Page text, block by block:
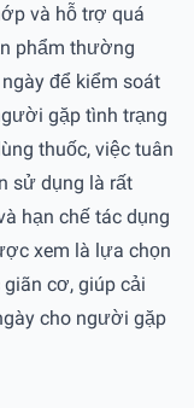
và hỗ trợ quá
phẩm thường
để kiểm soát
gặp tình trạng
thuốc, việc tuân
sử dụng là rất
hạn chế tác dụng
xem là lựa chọn
cơ, giúp cải
cho người gặp